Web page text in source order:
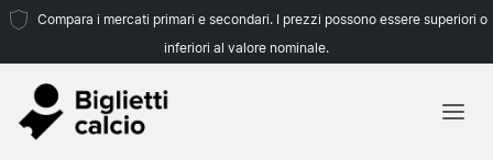
Compara i mercati primari e secondari. I prezzi possono essere superiori o
inferiori al valore nominale.